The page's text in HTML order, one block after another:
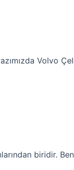
Volvo
biridir.